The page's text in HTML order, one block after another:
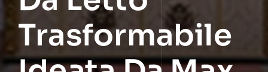
Trasformabile